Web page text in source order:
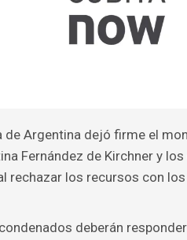
de Argentina dejó firme el
Fernández de Kirchner y
rechazar los recursos con
deberán